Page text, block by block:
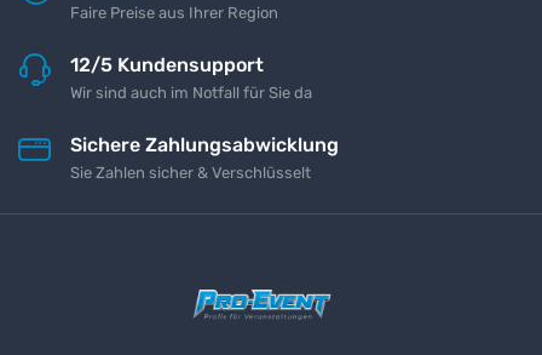
Faire Preise aus Ihrer Region
12/5 Kundensupport
Wir sind auch im Notfall für Sie da
Sichere Zahlungsabwicklung
Sie Zahlen sicher & Verschlüsselt